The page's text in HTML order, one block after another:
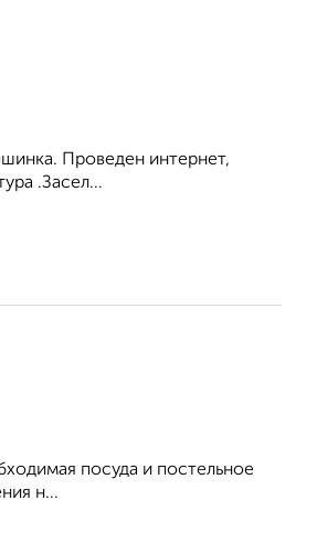
Проведен интернет,
.Засел...
посуда и постельное
н...